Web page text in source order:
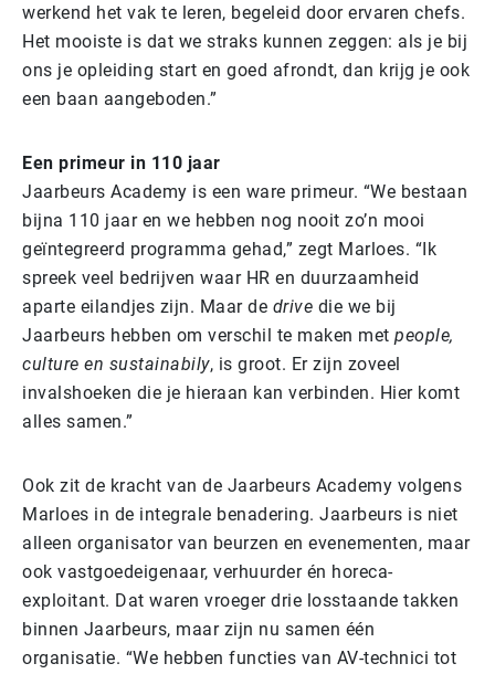
werkend het vak te leren, begeleid door ervaren chefs.
Het mooiste is dat we straks kunnen zeggen: als je bij
ons je opleiding start en goed afrondt, dan krijg je ook
een baan aangeboden.”
Een primeur in 110 jaar
Jaarbeurs Academy is een ware primeur. “We bestaan
bijna 110 jaar en we hebben nog nooit zo’n mooi
geïntegreerd programma gehad,” zegt Marloes. “Ik
spreek veel bedrijven waar HR en duurzaamheid
aparte eilandjes zijn. Maar de drive die we bij
Jaarbeurs hebben om verschil te maken met people,
culture en sustainabily, is groot. Er zijn zoveel
invalshoeken die je hieraan kan verbinden. Hier komt
alles samen.”
Ook zit de kracht van de Jaarbeurs Academy volgens
Marloes in de integrale benadering. Jaarbeurs is niet
alleen organisator van beurzen en evenementen, maar
ook vastgoedeigenaar, verhuurder én horeca-
exploitant. Dat waren vroeger drie losstaande takken
binnen Jaarbeurs, maar zijn nu samen één
organisatie. “We hebben functies van AV-technici tot